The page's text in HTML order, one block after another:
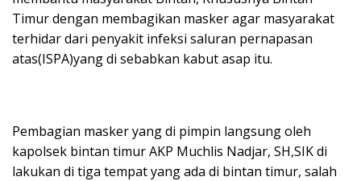
Timur dengan membagikan masker agar masyarakat
terhidar dari penyakit infeksi saluran pernapasan
atas(ISPA)yang di sebabkan kabut asap itu.
Pembagian masker yang di pimpin langsung oleh
kapolsek bintan timur AKP Muchlis Nadjar, SH,SIK di
lakukan di tiga tempat yang ada di bintan timur, salah